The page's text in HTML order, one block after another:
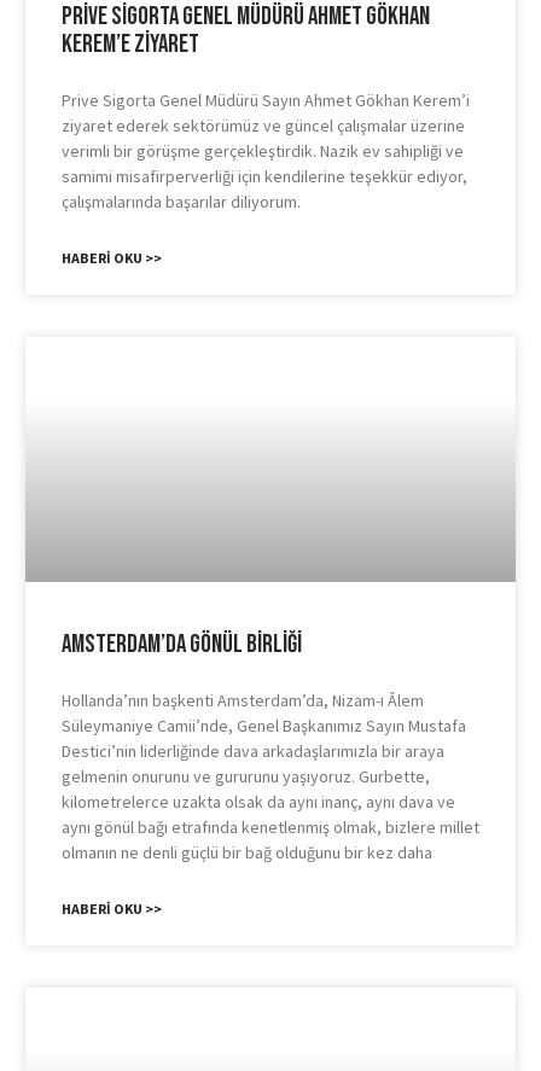
Prive Sigorta Genel Müdürü Ahmet Gökhan
Kerem’e Ziyaret
Prive Sigorta Genel Müdürü Sayın Ahmet Gökhan Kerem’i
ziyaret ederek sektörümüz ve güncel çalışmalar üzerine
verimli bir görüşme gerçekleştirdik. Nazik ev sahipliği ve
samimi misafirperverliği için kendilerine teşekkür ediyor,
çalışmalarında başarılar diliyorum.
HABERI OKU >>
Amsterdam’da Gönül Birliği
Hollanda’nın başkenti Amsterdam’da, Nizam-ı Âlem
Süleymaniye Camii’nde, Genel Başkanımız Sayın Mustafa
Destici’nin liderliğinde dava arkadaşlarımızla bir araya
gelmenin onurunu ve gururunu yaşıyoruz. Gurbette,
kilometrelerce uzakta olsak da aynı inanç, aynı dava ve
aynı gönül bağı etrafında kenetlenmiş olmak, bizlere millet
olmanın ne denli güçlü bir bağ olduğunu bir kez daha
HABERI OKU >>